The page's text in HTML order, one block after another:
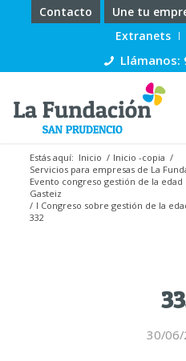
Contacto Une tu
Extranets
Llámanos:
Estás aquí: Inicio / Inicio -copia /
Servicios para empresas de La
Evento congreso gestión de la
Gasteiz
/ I Congreso sobre gestión de la
332
30/06/